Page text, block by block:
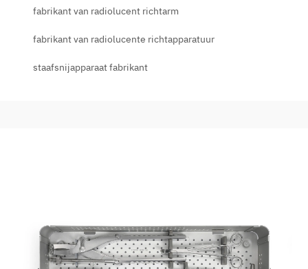
fabrikant van radiolucent richtarm
fabrikant van radiolucente richtapparatuur
staafsnijapparaat fabrikant